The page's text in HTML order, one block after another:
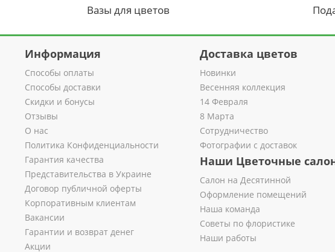
Вазы для цветов
Информация
Способы оплаты
Способы доставки
Скидки и бонусы
Отзывы
О нас
Политика Конфиденциальности
Гарантия качества
Представительства в Украине
Договор публичной оферты
Корпоративным клиентам
Вакансии
Гарантии и возврат денег
Акции
Доставка цветов
Новинки
Весенняя коллекция
14 Февраля
8 Марта
Сотрудничество
Фотографии с доставок
Наши Цветочные
Салон на Десятинной
Оформление помещений
Наша команда
Советы по флористике
Наши работы